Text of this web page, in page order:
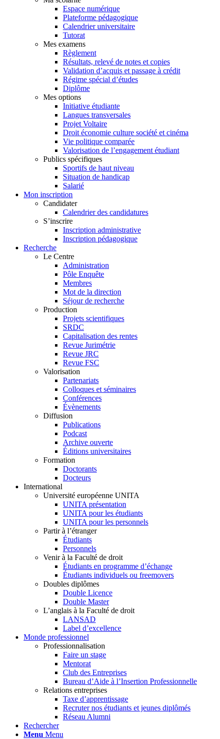
Espace numérique
Plateforme pédagogique
Calendrier universitaire
Tutorat
Mes examens
Règlement
Résultats, relevé de notes et copies
Validation d’acquis et passage à crédit
Régime spécial d’études
Diplôme
Mes options
Initiative étudiante
Langues transversales
Projet Voltaire
Droit économie culture société et cinéma
Vie politique comparée
Valorisation de l’engagement étudiant
Publics spécifiques
Sportifs de haut niveau
Situation de handicap
Salarié
Mon inscription
Candidater
Calendrier des candidatures
S’inscrire
Inscription administrative
Inscription pédagogique
Recherche
Le Centre
Administration
Pôle Enquête
Membres
Mot de la direction
Séjour de recherche
Production
Projets scientifiques
SRDC
Capitalisation des rentes
Revue Jurimétrie
Revue JRC
Revue FSC
Valorisation
Partenariats
Colloques et séminaires
Conférences
Évènements
Diffusion
Publications
Podcast
Archive ouverte
Éditions universitaires
Formation
Doctorants
Docteurs
International
Université européenne UNITA
UNITA présentation
UNITA pour les étudiants
UNITA pour les personnels
Partir à l’étranger
Étudiants
Personnels
Venir à la Faculté de droit
Étudiants en programme d’échange
Étudiants individuels ou freemovers
Doubles diplômes
Double Licence
Double Master
L’anglais à la Faculté de droit
LANSAD
Label d’excellence
Monde professionnel
Professionnalisation
Faire un stage
Mentorat
Club des Entreprises
Bureau d’Aide à l’Insertion Professionnelle
Relations entreprises
Taxe d’apprentissage
Recruter nos étudiants et jeunes diplômés
Réseau Alumni
Rechercher
Menu Menu